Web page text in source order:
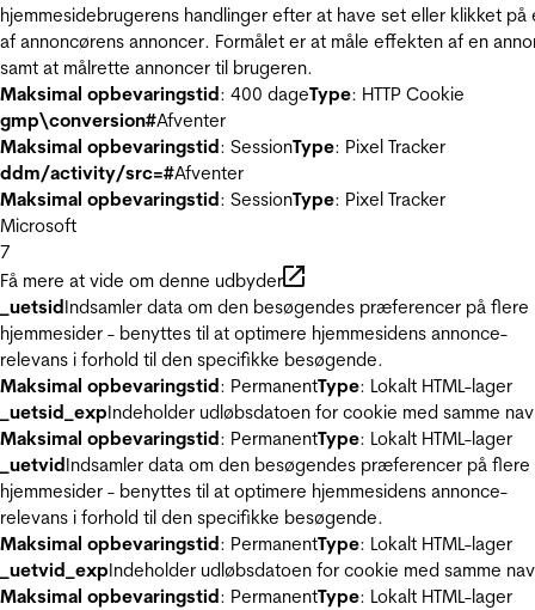
hjemmesidebrugerens handlinger efter at have set eller klikket på
af annoncørens annoncer. Formålet er at måle effekten af en
samt at målrette annoncer til brugeren.
Maksimal opbevaringstid: 400 dageType: HTTP Cookie
gmp\conversion#Afventer
Maksimal opbevaringstid: SessionType: Pixel Tracker
ddm/activity/src=#Afventer
Maksimal opbevaringstid: SessionType: Pixel Tracker
Microsoft
7
Få mere at vide om denne udbyder
_uetsidIndsamler data om den besøgendes præferencer på flere
hjemmesider - benyttes til at optimere hjemmesidens annonce-
relevans i forhold til den specifikke besøgende.
Maksimal opbevaringstid: PermanentType: Lokalt HTML-lager
_uetsid_expIndeholder udløbsdatoen for cookie med samme
Maksimal opbevaringstid: PermanentType: Lokalt HTML-lager
_uetvidIndsamler data om den besøgendes præferencer på flere
hjemmesider - benyttes til at optimere hjemmesidens annonce-
relevans i forhold til den specifikke besøgende.
Maksimal opbevaringstid: PermanentType: Lokalt HTML-lager
_uetvid_expIndeholder udløbsdatoen for cookie med samme
Maksimal opbevaringstid: PermanentType: Lokalt HTML-lager